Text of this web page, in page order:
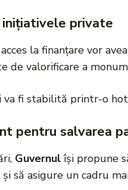
private
la finanțare vor
de valorificare a
fi stabilită printr-o
pentru salvarea
Guvernul își propune
să asigure un cadru